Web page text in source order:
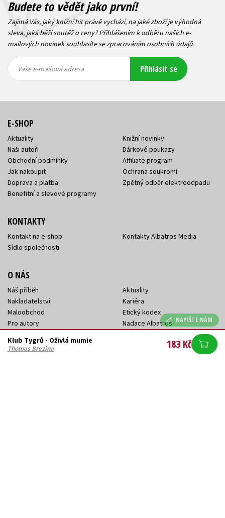
Klub Tygrů - Oživlá mumie
Thomas Brezina 183 Kč
NAPIŠTE NÁM
Budete to vědět jako první!
Zajímá Vás, jaký knižní hit právě vychází, na jaké zboží je výhodná
sleva, jaká běží soutěž o ceny? Přihlášením k odběru našich e-
mailových novineksouhlasíte se zpracováním osobních údajů.
mailová
mailová
Vaše e-mailová adresa Přihlásit se
E-SHOP
Aktuality
Naši autoři
Obchodní podmínky
Jak nakoupit
Doprava a platba
Benefitní a slevové programy
Knižní novinky
Dárkové poukazy
Affiliate program
Ochrana soukromí
Zpětný odběr elektroodpadu
KONTAKTY
Kontakt na e-shop
Sídlo společnosti
Kontakty Albatros Media
O NÁS
Náš příběh
Nakladatelství
Maloobchod
Pro autory
Pro média
Aktuality
Kariéra
Etický kodex
Nadace Albatros
Restorio – online antikvariát